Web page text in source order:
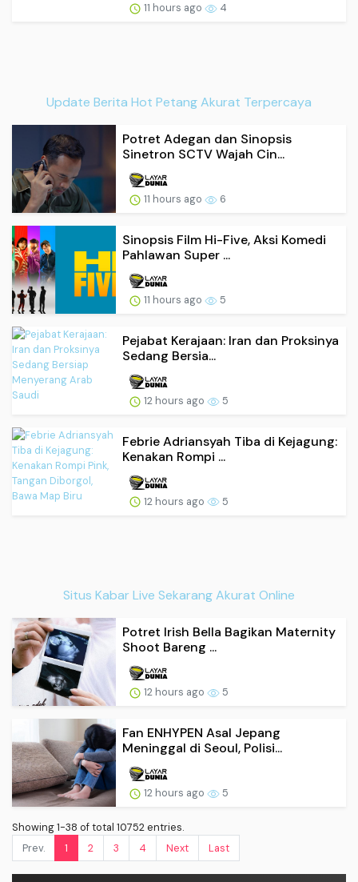
11 hours ago 4
Update Berita Hot Petang Akurat Terpercaya
Potret Adegan dan Sinopsis
Sinetron SCTV Wajah Cin...
11 hours ago 6
Sinopsis Film Hi-Five, Aksi Komedi
Pahlawan Super ...
11 hours ago 5
Pejabat Kerajaan: Iran dan Proksinya
Sedang Bersia...
12 hours ago 5
Febrie Adriansyah Tiba di Kejagung:
Kenakan Rompi ...
12 hours ago 5
Situs Kabar Live Sekarang Akurat Online
Potret Irish Bella Bagikan Maternity
Shoot Bareng ...
12 hours ago 5
Fan ENHYPEN Asal Jepang
Meninggal di Seoul, Polisi...
12 hours ago 5
Showing 1-38 of total 10752 entries.
Prev.
1 2 3 4 Next Last